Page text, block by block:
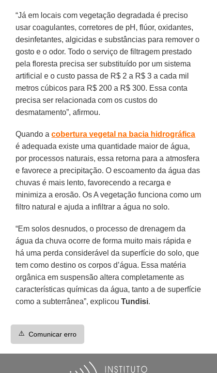
“Já em locais com vegetação degradada é preciso
usar coagulantes, corretores de pH, flúor, oxidantes,
desinfetantes, algicidas e substâncias para remover o
gosto e o odor. Todo o serviço de filtragem prestado
pela floresta precisa ser substituído por um sistema
artificial e o custo passa de R$ 2 a R$ 3 a cada mil
metros cúbicos para R$ 200 a R$ 300. Essa conta
precisa ser relacionada com os custos do
desmatamento”, afirmou.
Quando acobertura vegetal na bacia hidrográfica
é adequada existe uma quantidade maior de água,
por processos naturais, essa retorna para a atmosfera
e favorece a precipitação. O escoamento da água das
chuvas é mais lento, favorecendo a recarga e
minimiza a erosão. Os A vegetação funciona como um
filtro natural e ajuda a infiltrar a água no solo.
“Em solos desnudos, o processo de drenagem da
água da chuva ocorre de forma muito mais rápida e
há uma perda considerável da superfície do solo, que
tem como destino os corpos d’água. Essa matéria
orgânica em suspensão altera completamente as
características químicas da água, tanto a de superfície
como a subterrânea”, explicouTundisi.
⚠️ Comunicar erro